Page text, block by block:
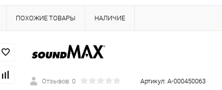
ПОХОЖИЕ ТОВАРЫ НАЛИЧИЕ
Отзывов: 0 Артикул: А-000450063